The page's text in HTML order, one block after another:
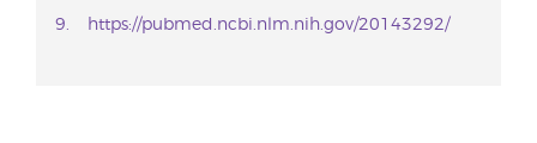
https://pubmed.ncbi.nlm.nih.gov/20143292/